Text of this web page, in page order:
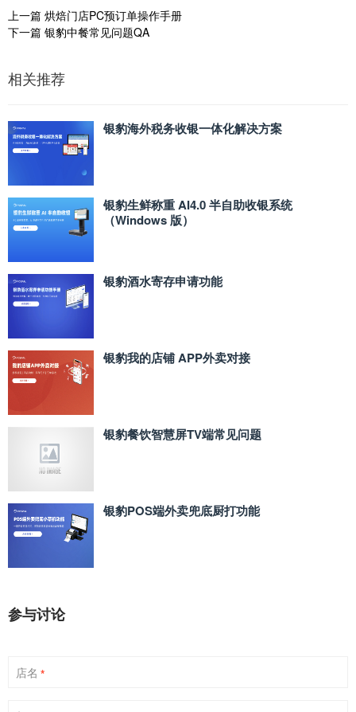
上一篇 烘焙门店PC预订单操作手册
下一篇 银豹中餐常见问题QA
相关推荐
银豹海外税务收银一体化解决方案
银豹生鲜称重 AI4.0 半自助收银系统
（Windows 版）
银豹酒水寄存申请功能
银豹我的店铺 APP外卖对接
银豹餐饮智慧屏TV端常见问题
银豹POS端外卖兜底厨打功能
参与讨论
店名 *